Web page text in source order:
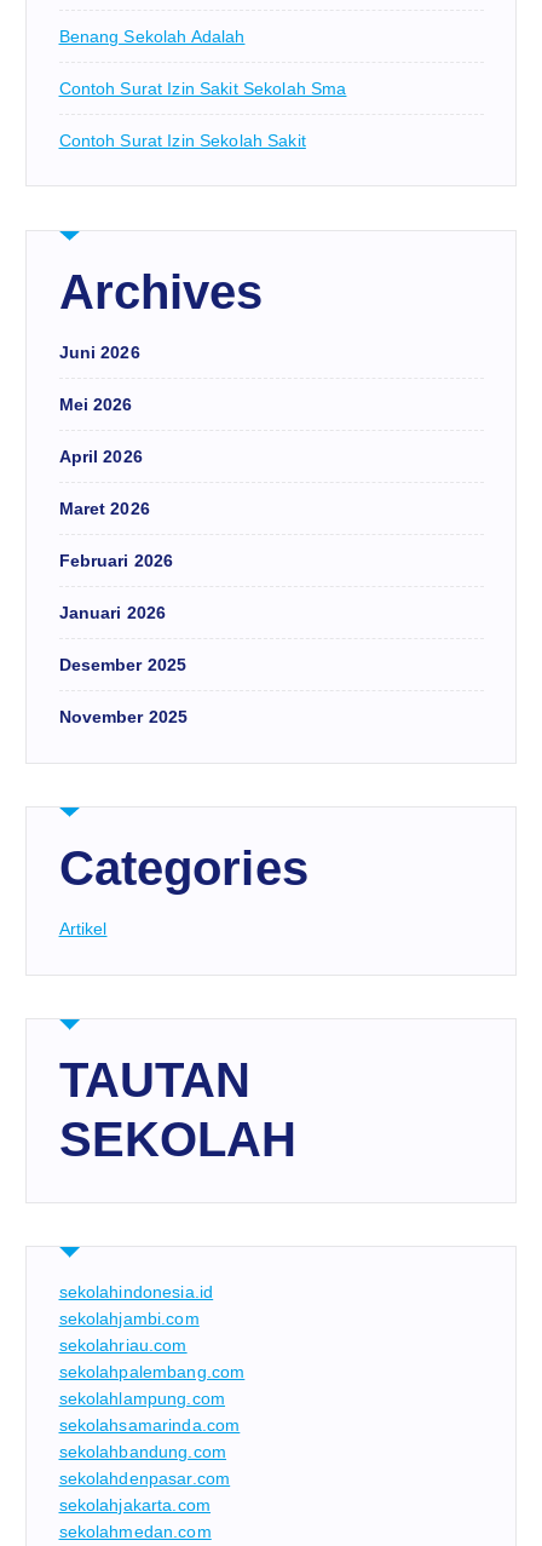
Benang Sekolah Adalah
Contoh Surat Izin Sakit Sekolah Sma
Contoh Surat Izin Sekolah Sakit
Archives
Juni 2026
Mei 2026
April 2026
Maret 2026
Februari 2026
Januari 2026
Desember 2025
November 2025
Categories
Artikel
TAUTAN
SEKOLAH
sekolahindonesia.id
sekolahjambi.com
sekolahriau.com
sekolahpalembang.com
sekolahlampung.com
sekolahsamarinda.com
sekolahbandung.com
sekolahdenpasar.com
sekolahjakarta.com
sekolahmedan.com